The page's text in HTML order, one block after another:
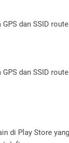
dan SSID
dan SSID
di Play Store